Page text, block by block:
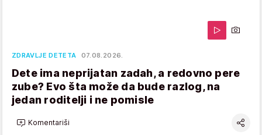
ZDRAVLJE DETETA 07.08.2026.
Dete ima neprijatan zadah, a redovno pere
zube? Evo šta može da bude razlog, na
jedan roditelji i ne pomisle
Komentariši